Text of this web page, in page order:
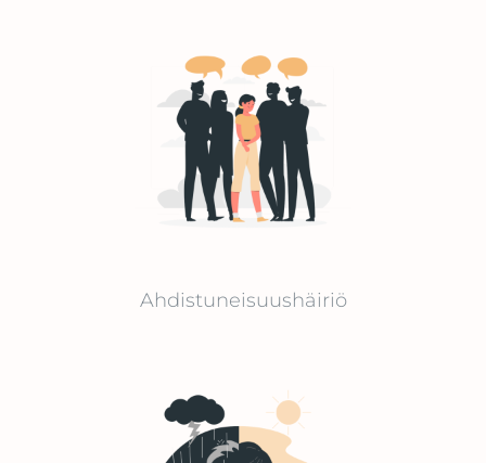
Ahdistuneisuushäiriö